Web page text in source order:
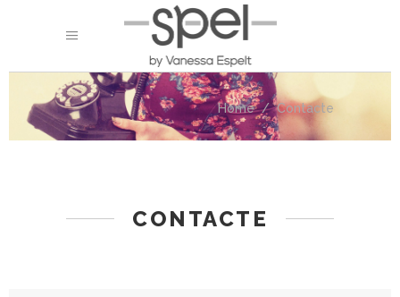
Home/Contacte
CONTACTE